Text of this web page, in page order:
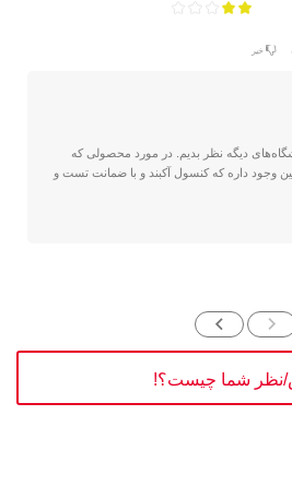
خیر
دیگه نظر بدیم. در مورد محصولی که
وجود داره که کنسول آکبند و با ضمانت تست و
شما چیست؟!